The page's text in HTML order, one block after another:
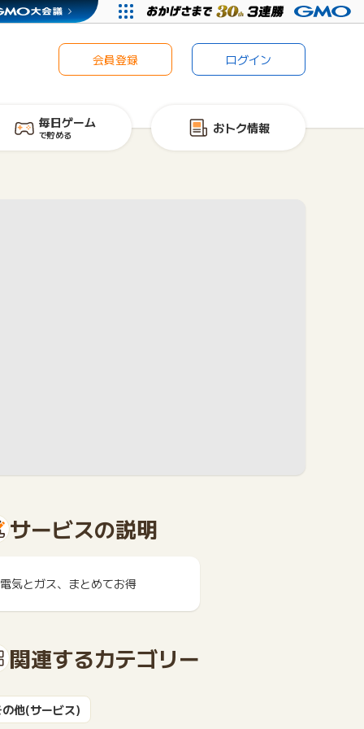
会員登録 ログイン
毎日ゲーム
で貯める おトク情報
サービスの説明
電気とガス、まとめてお得
関連するカテゴリー
の他(サービス)